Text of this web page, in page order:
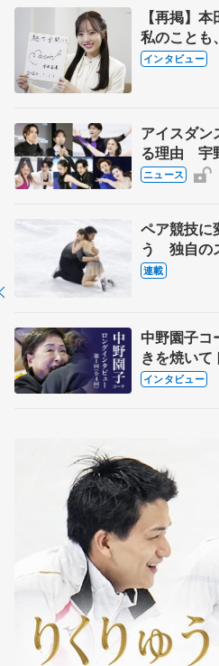
【再掲】
私のこと
退時の単独
インタビュー
アイスダン
る理由 宇
実力者が
ニュース
ペア競技に
う 独自の
【引退発表
連載
中野園子コ
きを焼い
も通用する
インタビュー